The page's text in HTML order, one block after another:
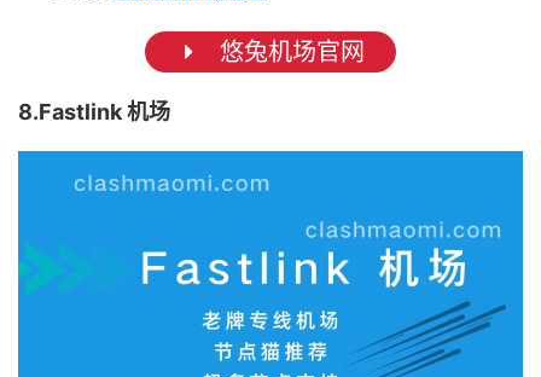
悠兔机场官网
8.Fastlink 机场